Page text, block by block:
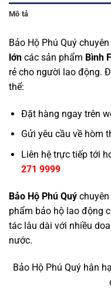
Mô tả
Bảo Hộ Phú Quý chuyên
lớn các sản phẩm Bình
rẻ cho người lao động.
thể:
Đặt hàng ngay trên
Gửi yêu cầu về hòm
Liên hệ trực tiếp tới
271 9999
Bảo Hộ Phú Quý
phẩm bảo hộ lao động
tác lâu dài với nhiều
nước.
Bảo Hộ Phú Quý hân